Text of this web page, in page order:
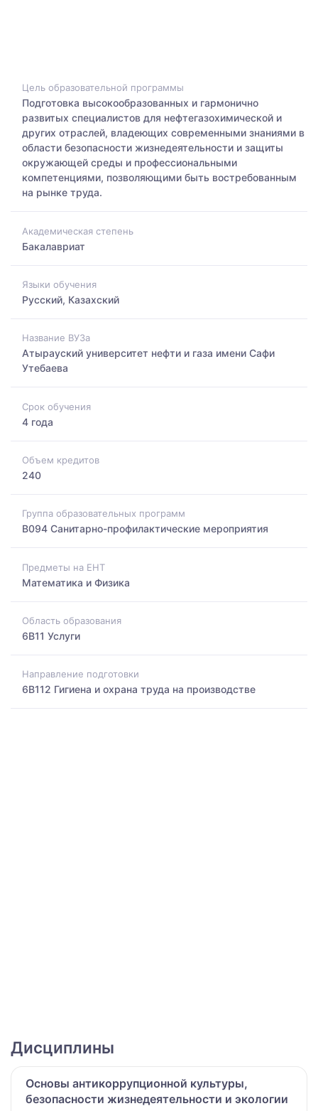
Цель образовательной программы
Подготовка высокообразованных и гармонично
развитых специалистов для нефтегазохимической и
других отраслей, владеющих современными знаниями в
области безопасности жизнедеятельности и защиты
окружающей среды и профессиональными
компетенциями, позволяющими быть востребованным
на рынке труда.
Академическая степень
Бакалавриат
Языки обучения
Русский, Казахский
Название ВУЗа
Атырауский университет нефти и газа имени Сафи
Утебаева
Срок обучения
4 года
Объем кредитов
240
Группа образовательных программ
B094 Санитарно-профилактические мероприятия
Предметы на ЕНТ
Математика и Физика
Область образования
6B11 Услуги
Направление подготовки
6B112 Гигиена и охрана труда на производстве
Дисциплины
Основы антикоррупционной культуры,
безопасности жизнедеятельности и экологии